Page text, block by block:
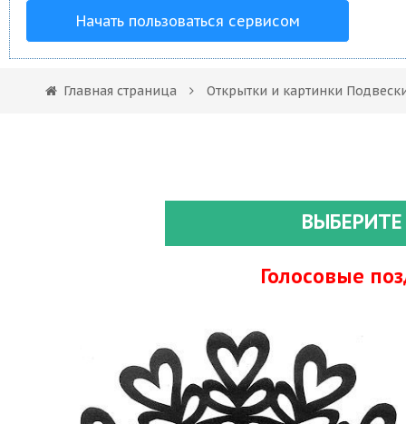
Начать пользоваться сервисом
Главная страница Открытки и картинки
Голосовые